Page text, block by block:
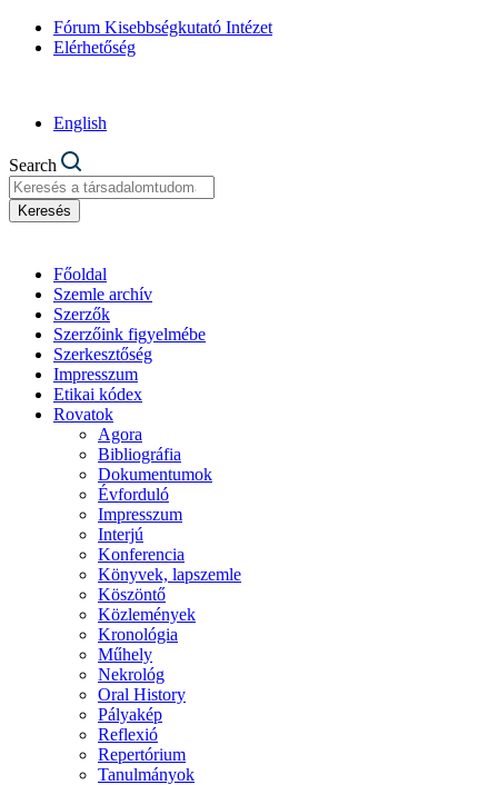
Fórum Kisebbségkutató Intézet
Elérhetőség
English
Search
Keresés
Főoldal
Szemle archív
Szerzők
Szerzőink figyelmébe
Szerkesztőség
Impresszum
Etikai kódex
Rovatok
Agora
Bibliográfia
Dokumentumok
Évforduló
Impresszum
Interjú
Konferencia
Könyvek, lapszemle
Köszöntő
Közlemények
Kronológia
Műhely
Nekrológ
Oral History
Pályakép
Reflexió
Repertórium
Tanulmányok